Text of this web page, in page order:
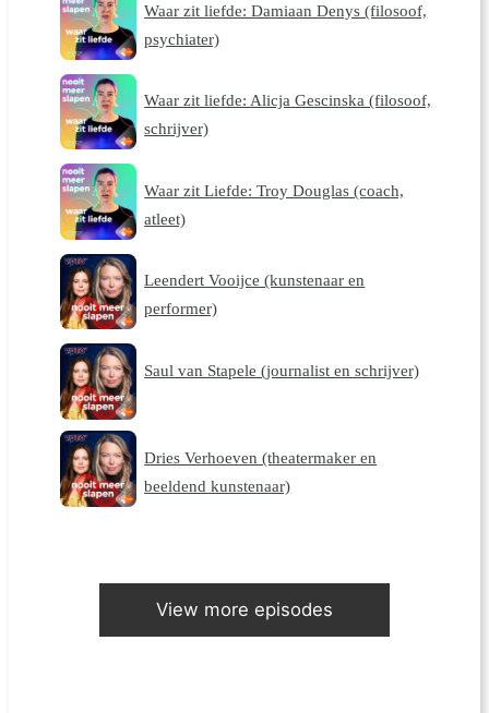
Waar zit liefde: Damiaan Denys (filosoof,
psychiater)
Waar zit liefde: Alicja Gescinska (filosoof,
schrijver)
Waar zit Liefde: Troy Douglas (coach,
atleet)
Leendert Vooijce (kunstenaar en
performer)
Saul van Stapele (journalist en schrijver)
Dries Verhoeven (theatermaker en
beeldend kunstenaar)
View more episodes